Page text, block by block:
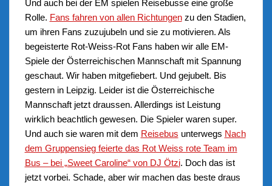
Und auch bei der EM spielen Reisebusse eine große
Rolle. Fans fahren von allen Richtungenzu den Stadien,
um ihren Fans zuzujubeln und sie zu motivieren. Als
begeisterte Rot-Weiss-Rot Fans haben wir alle EM-
Spiele der Österreichischen Mannschaft mit Spannung
geschaut. Wir haben mitgefiebert. Und gejubelt. Bis
gestern in Leipzig. Leider ist die Österreichische
Mannschaft jetzt draussen. Allerdings ist Leistung
wirklich beachtlich gewesen. Die Spieler waren super.
Und auch sie waren mit dem Reisebus unterwegs Nach
dem Gruppensieg feierte das Rot Weiss rote Team im
Bus – bei „Sweet Caroline“ von DJ Ötzi. Doch das ist
jetzt vorbei. Schade, aber wir machen das beste draus